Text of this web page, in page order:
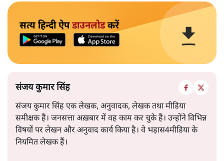
सत्य हिन्दी ऐपडाउनलोडकरें
संजय कुमार सिंह
संजय कुमार सिंह एक लेखक, अनुवादक, लेखक तथा मीडिया
समीक्षक हैं। जनसत्ता अख़बार में वह काम कर चुके हैं। उन्होंने विभिन्न
विषयों पर लेखन और अनुवाद कार्य किया है। वे भड़ास4मीडिया के
नियमित लेखक हैं।